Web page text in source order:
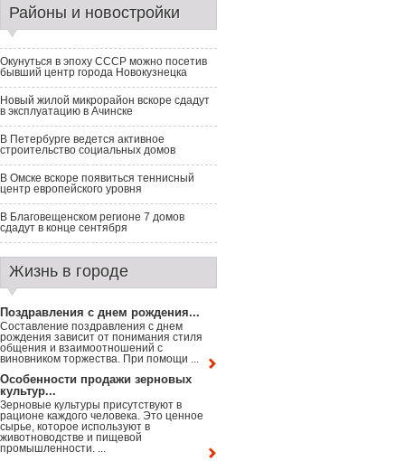
Районы и новостройки
Окунуться в эпоху СССР можно посетив
бывший центр города Новокузнецка
Новый жилой микрорайон вскоре сдадут
в эксплуатацию в Ачинске
В Петербурге ведется активное
строительство социальных домов
В Омске вскоре появиться теннисный
центр европейского уровня
В Благовещенском регионе 7 домов
сдадут в конце сентября
Жизнь в городе
Поздравления с днем рождения...
Составление поздравления с днем
рождения зависит от понимания стиля
общения и взаимоотношений с
виновником торжества. При помощи ...
Особенности продажи зерновых
культур...
Зерновые культуры присутствуют в
рационе каждого человека. Это ценное
сырье, которое используют в
животноводстве и пищевой
промышленности. ...